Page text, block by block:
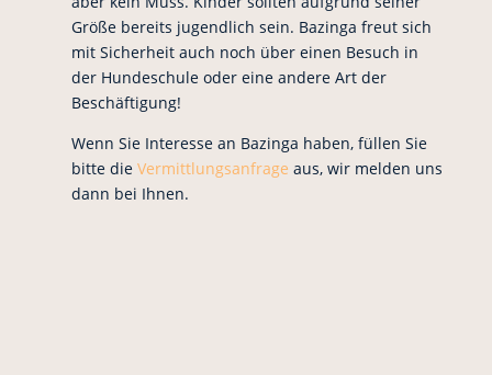
Größe bereits jugendlich sein. Bazinga freut sich
mit Sicherheit auch noch über einen Besuch in
der Hundeschule oder eine andere Art der
Beschäftigung!
Wenn Sie Interesse an Bazinga haben, füllen Sie
bitte die Vermittlungsanfrage aus, wir melden uns
dann bei Ihnen.